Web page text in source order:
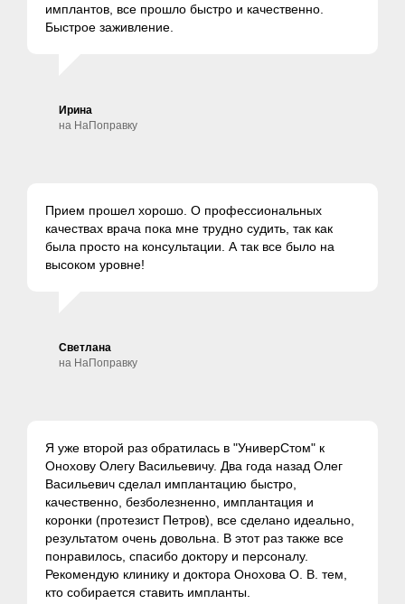
имплантов, все прошло быстро и качественно.
Быстрое заживление.
Ирина
на НаПоправку
Прием прошел хорошо. О профессиональных
качествах врача пока мне трудно судить, так как
была просто на консультации. А так все было на
высоком уровне!
Светлана
на НаПоправку
Я уже второй раз обратилась в "УниверСтом" к
Онохову Олегу Васильевичу. Два года назад Олег
Васильевич сделал имплантацию быстро,
качественно, безболезненно, имплантация и
коронки (протезист Петров), все сделано идеально,
результатом очень довольна. В этот раз также все
понравилось, спасибо доктору и персоналу.
Рекомендую клинику и доктора Онохова О. В. тем,
кто собирается ставить импланты.